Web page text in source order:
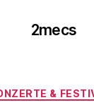
2mecs
&